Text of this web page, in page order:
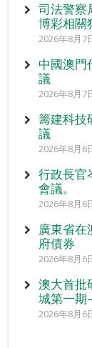
司法警察
博彩相關
2026年8月7
中國澳門
議
2026年8月7
籌建科技
議
2026年8月6
行政長官
會議。
2026年8月6
廣東省在
府債券
2026年8月6
澳大首批
城第一期
2026年8月6